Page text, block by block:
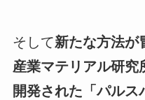
そして新たな方法が
産業マテリアル研究
開発された「パルス